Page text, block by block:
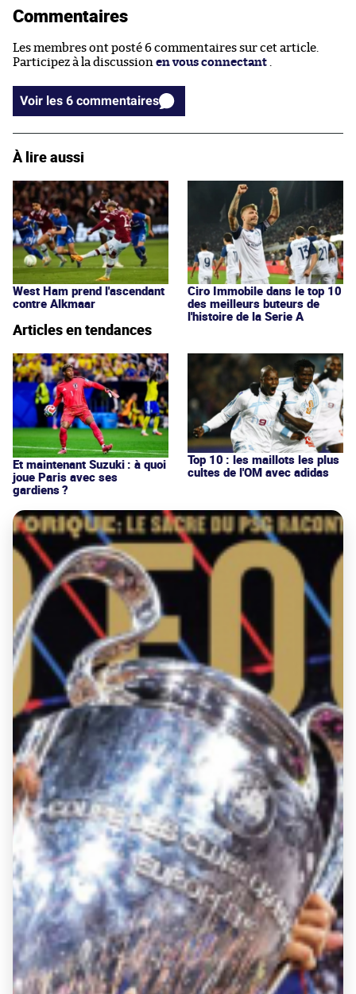
Commentaires
Les membres ont posté 6 commentaires sur cet article.
Participez à la discussion en vous connectant .
Voir les 6 commentaires
À lire aussi
West Ham prend l'ascendant
contre Alkmaar
Ciro Immobile dans le top 10
des meilleurs buteurs de
l'histoire de la Serie A
Articles en tendances
Et maintenant Suzuki : à quoi
joue Paris avec ses
gardiens ?
Top 10 : les maillots les plus
cultes de l'OM avec adidas